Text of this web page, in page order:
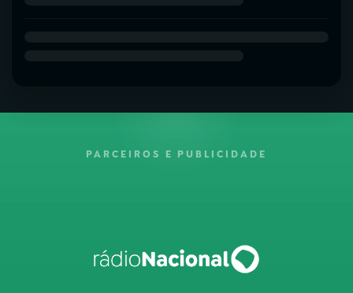
PARCEIROS E PUBLICIDADE